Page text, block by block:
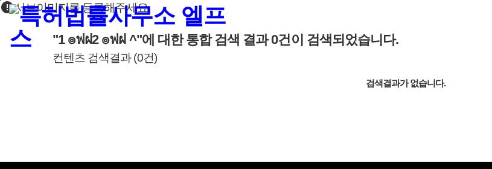
본문바로가기
error서브이미지를 등록해주세요.
"1 ๏ฟฝ2 ๏ฟฝ ^"에 대한 통합 검색 결과0건이 검색되었습니다.
컨텐츠 검색결과(0건)
검색결과가 없습니다.